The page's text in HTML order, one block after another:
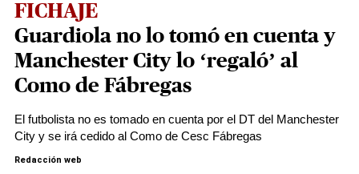
FICHAJE
Guardiola no lo tomó en cuenta y
Manchester City lo ‘regaló’ al
Como de Fábregas
El futbolista no es tomado en cuenta por el DT del Manchester
City y se irá cedido al Como de Cesc Fábregas
Redacción web